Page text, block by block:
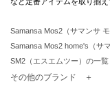
Samansa Mos2（サマンサ
Samansa Mos2 home's（サ
SM2（エスエムツー）の一覧
TSUHARU by Samansa
その他のブランド ＋